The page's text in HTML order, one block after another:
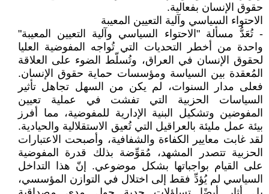
حقوق الإنسان بفعالية.
الاحتواء السياسي وآلية التعيين المعيبة
- تُعَدُّ مسألة "الاحتواء السياسي وآلية التعيين المعيبة"
واحدة من أخطر التحديات التي تُواجه المفوضية العليا
لحقوق الإنسان في العراق، وتُسلّط الضوء على العلاقة
المُعقدة بين السياسة ومؤسسات حماية حقوق الإنسان.
فعلى مدار السنوات، لم يكن من السهل تجاهل تأثير
السياسات الحزبية التي تفشت في عملية تعيين
المفوضين وتشكيل البنية الإدارية للمفوضية، مما أفرز
بيئة عمل مليئة بالعراقيل التي تُعيق الاستقلالية والحيادية.
لقد غابت معايير الكفاءة والشفافية، وأصبحت الاعتبارات
الحزبية تتصدر المشهد، مُقوِّضة بذلك قدرة المفوضية
على القيام بواجباتها بشكل موضوعي. إنّ هذا التداخل
السياسي لم يُؤدِّ فقط إلى اختلال في التوازن المؤسسي،